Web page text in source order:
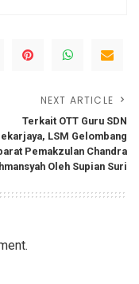
NEXT ARTICLE
Terkait OTT Guru SDN
LSM Gelombang
Pemakzulan Chandra
Oleh Supian Suri